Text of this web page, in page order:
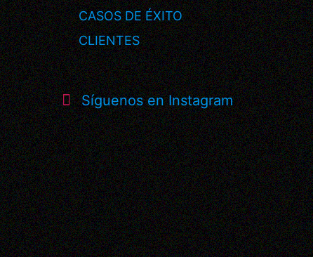
CASOS DE ÉXITO
CLIENTES
Síguenos en Instagram